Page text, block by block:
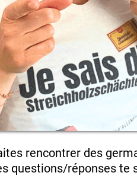
rencontrer des
questions/réponses te